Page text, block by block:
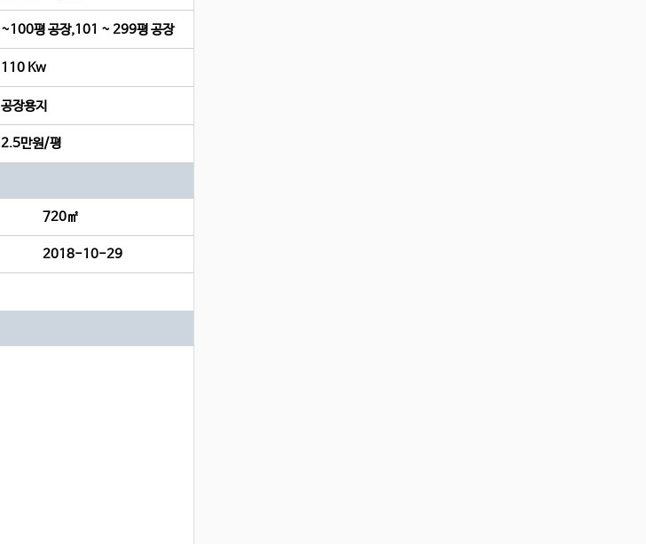
~100평 공장,101 ~ 299평 공장
110 Kw
공장용지
2.5만원/평
720㎡
2018-10-29